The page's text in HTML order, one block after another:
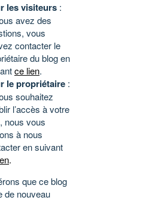
les visiteurs :
avez des
vous
contacter le
du blog en
ce lien.
le propriétaire :
souhaitez
l’accès à votre
nous vous
à nous
en suivant
.
que ce blog
de nouveau